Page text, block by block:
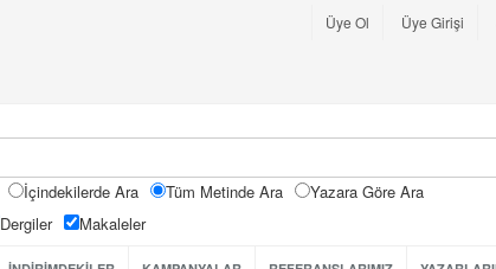
Üye Ol Üye Girişi
İçindekilerde Ara Tüm Metinde Ara
Yazara Göre Ara
Dergiler Makaleler